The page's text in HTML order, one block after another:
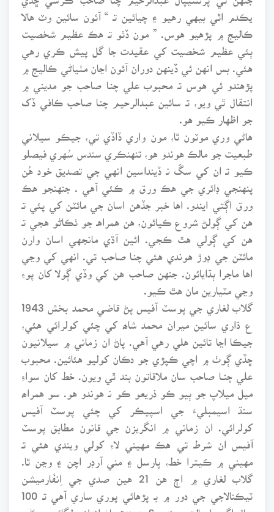
يڪدم اٿي بيهي رهيو ۽ چيائين تـ “ آئون سائين وٽ هالا
ڪاليج ۾ پڙهيو هوس. ” مون ڏٺو تـ هڪ عظيم شخصيت
ٻئي عظيم شخصيت کي عقيدت جا گل پيش ڪري رهي
هئي. بس انهن ئي ڏينهن دوران آئون اڃان مٺياڻي ڪاليج ۾
پڙهندو ئي هوس تـ محبوب علي چنـا صاحب جو مديني ۾
انتقال ٿي ويو، تـ سائين عبدالرحيم چنـا صاحب ڪافي ڏک
جو اظهار ڪيو هو.
هاڻي وري موٽون ٿا، مون واري ڏاڏي تي، جيڪو سيلاني
طبعيت جو مالڪ هوندو هو، تنهنڪري سندس سُهري فيصلو
ڪيو تـ ان کي سڱ نـ ڏينداسين انهي جي تصديق خود هُن
پنهنجي ڊائري جي هڪ ورق ۾ ڪئي آهي . جنهنجو هڪ
ورق اڳتي ايندو. اها خبر جڏهن اسان جي مائٽن کي پئي تـ
هن کي ڳولڻ شروع ڪيائون، هن همراهـ جو ٺڪاڻو هجي تـ
هن کي ڳولي هٿ ڪجي. ائين آڌي مانجهي اسان وارن
مائٽن جي ڊوڙ هوندي هئي چنـا صاحب تي. انهي کي وڃي
اها ماجرا ٻڌايائون. جنهن صاحب هن کي وڏي ڳولا کان پوءِ
وڃي مٽيارين مان هٿ ڪيو.
گلاب لغاري جي پوسٽ آفيس پڻ قاضي محمد بخش 1943
ع ڌاري سائين ميران محمد شاھ کي چئي کولرائي هئي،
جيڪا اڃا تائين هلي رهي آهي. پاڻ ان زماني ۾ سيلانيون
ڇڏي ڳوٺ ۾ اچي ڪپڙي جو دڪان کوليو هئائين. محبوب
علي چنــا صاحب سان ملاقاتون بند ٿي ويون. خط کان سواءِ
ميل ميلاپ جو ٻيو ڪو ذريعو ڪو نـ هوندو هو. سو همراھ
سنڌ اسيمبليءَ جي اسپيڪر کي چئي پوسٽ آفيس
کولرائي. ان زماني ۾ انگريزن جي قانون مطابق پوسٽ
آفيس ان شرطـ تي هڪ مهيني لاءِ کولي ويندي هئي تـ
مهيني ۾ ڪيترا خط، پارسل ۽ مني آرڊر اچن ۽ وڃن ٿا.
گلاب لغاري ۾ اڄ هن 21 هين صدي جي اِنفَارميشن
ٽيڪنالاجي جي دور ۾ بـ پڙهائي پوري ساري آهي تـ 100
سال اڳ ڇا حالت هوندي ؟ پڙهندڙ پاڻ اندازو لڳائين. هاڻي